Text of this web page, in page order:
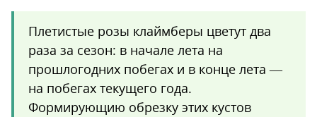
Плетистые розы клаймберы цветут два
раза за сезон: в начале лета на
прошлогодних побегах и в конце лета —
на побегах текущего года.
Формирующию обрезку этих кустов